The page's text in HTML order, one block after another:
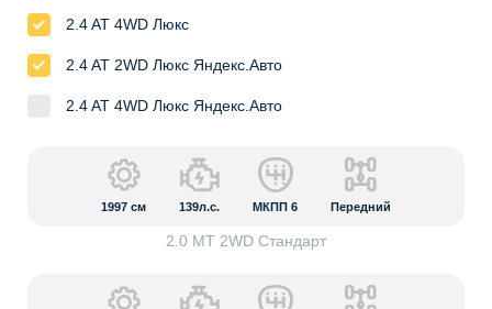
2.4 AT 4WD Люкс
2.4 AT 2WD Люкс Яндекс.Авто
2.4 AT 4WD Люкс Яндекс.Авто
1997 см 139л.с. МКПП 6 Передний
2.0 MT 2WD Стандарт